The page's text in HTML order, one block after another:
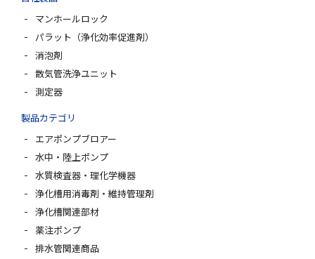
マンホールロック
パラット（浄化効率促進剤）
消泡剤
散気管洗浄ユニット
測定器
製品カテゴリ
エアポンプブロアー
水中・陸上ポンプ
水質検査器・理化学機器
浄化槽用消毒剤・維持管理剤
浄化槽関連部材
薬注ポンプ
排水管関連商品